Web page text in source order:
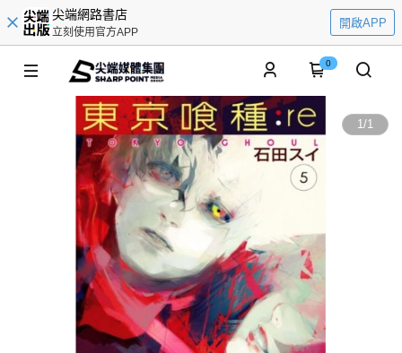
尖端網路書店
立刻使用官方APP
開啟APP
0
1/1